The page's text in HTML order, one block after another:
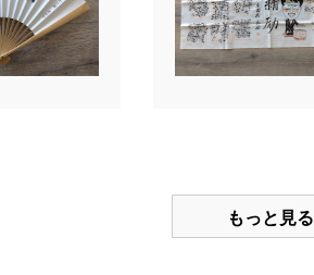
もっと見る